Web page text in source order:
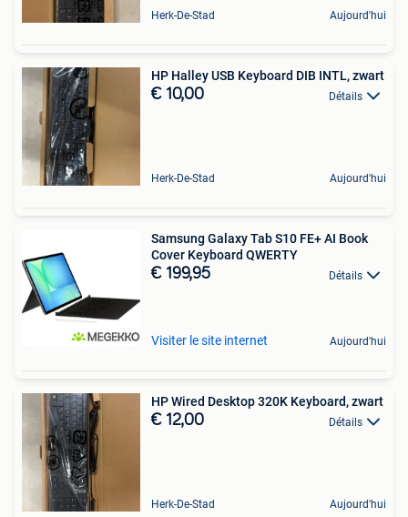
Herk-De-Stad Aujourd'hui
HP Halley USB Keyboard DIB INTL, zwart
€ 10,00 Détails
Herk-De-Stad Aujourd'hui
Samsung Galaxy Tab S10 FE+ AI Book
Cover Keyboard QWERTY
€ 199,95 Détails
Visiter le site internet Aujourd'hui
HP Wired Desktop 320K Keyboard, zwart
€ 12,00 Détails
Herk-De-Stad Aujourd'hui